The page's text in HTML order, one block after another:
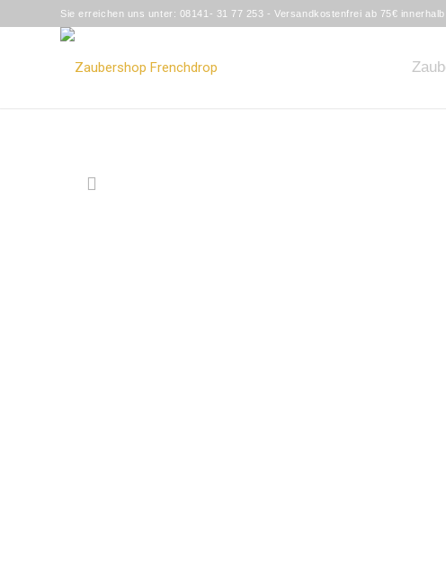
Sie erreichen uns unter: 08141- 31 77 253 - Versandkostenfrei ab 75€